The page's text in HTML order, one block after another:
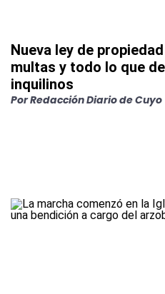
Nueva ley de
multas y todo lo que
inquilinos
PorRedacción Diario de Cuyo